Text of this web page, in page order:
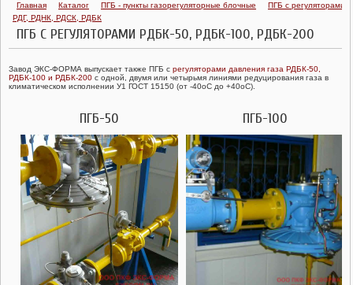
ПУНКТЫ ГАЗОРЕГУЛЯТОРНЫЕ БЛОЧНЫЕ ПГБ
ТРАНСПОРТАБЕЛЬНЫЕ КОТЕЛЬНЫЕ УСТАНОВКИ ТКУ
ГАЗОРЕГУЛЯТОРНЫЕ ПУНКТЫ ГРПШ, ГРПН, ГСГО
ПУНКТЫ УЧЕТА РАСХОДА ГАЗА ПУРГ
РЕГУЛЯТОРЫ ДАВЛЕНИЯ ГАЗА
КЛАПАНЫ ПРЕДОХРАНИТЕЛЬНЫЕ
ФИЛЬТРЫ ГАЗОВЫЕ ФГ
Главная Каталог ПГБ - пункты газорегуляторные блочные
ПГБ с регуляторами
РДГ, РДНК, РДСК, РДБК
ПГБ С РЕГУЛЯТОРАМИ РДБК-50, РДБК-100, РДБК-200
Завод ЭКС-ФОРМА выпускает также ПГБ с регуляторами давления газа РДБК-50,
РДБК-100 и РДБК-200 с одной, двумя или четырьмя линиями редуцирования газа в
климатическом исполнении У1 ГОСТ 15150 (от -40oС до +40oС).
ПГБ-50 ПГБ-100